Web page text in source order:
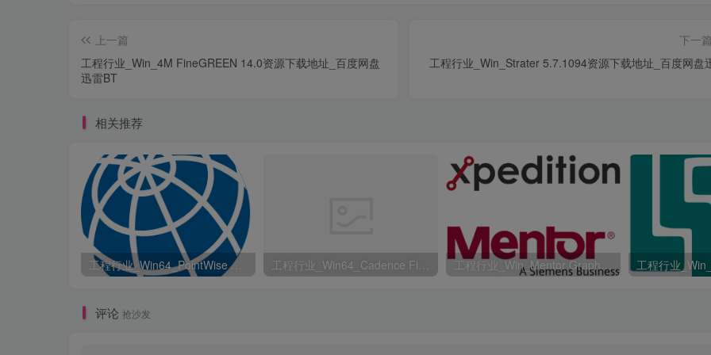
上一篇
工程行业_Win_4M FineGREEN 14.0资源下载地址_百度网盘
迅雷BT
下一篇
工程行业_Win_Strater 5.7.1094资源下载地址_百度网盘
相关推荐
工程行业_Win64_PointWise 18.6 R2 x64资源下载地址_百度网盘迅雷BT 工程行业_Win64_Cadence Fidelity Pointwise 2024.1 x64资源下载地址_百度网盘迅雷BT 工程行业_Win_Mentor Graphics Products New Crack资源下载地址_百度网盘迅雷BT
评论 抢沙发